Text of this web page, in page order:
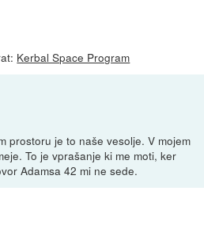
Kerbal Space Program
prostoru je to naše vesolje. V mojem
To je vprašanje ki me moti, ker
Adamsa 42 mi ne sede.